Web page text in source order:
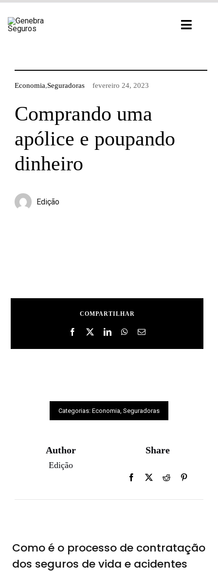
para
Economia,Seguradoras fevereiro 24, 2023
Comprando uma
apólice e poupando
dinheiro
Edição
COMPARTILHAR
Categorias: Economia, Seguradoras
Author
Edição
Share
Como é o processo de contratação
dos seguros de vida e acidentes